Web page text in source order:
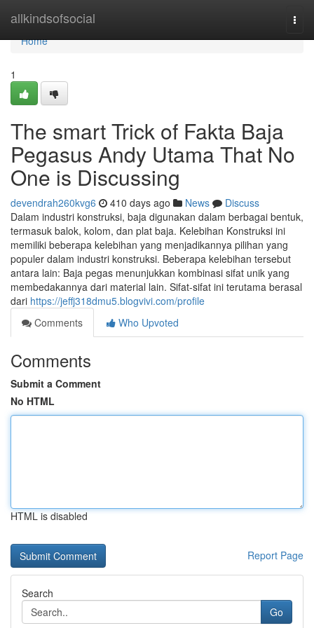
allkindsofsocial
Home
Home
1
The smart Trick of Fakta Baja
Pegasus Andy Utama That No
One is Discussing
devendrah260kvg6 410 days ago News
Discuss
Dalam industri konstruksi, baja digunakan dalam berbagai bentuk,
termasuk balok, kolom, dan plat baja. Kelebihan Konstruksi ini
memiliki beberapa kelebihan yang menjadikannya pilihan yang
populer dalam industri konstruksi. Beberapa kelebihan tersebut
antara lain: Baja pegas menunjukkan kombinasi sifat unik yang
membedakannya dari material lain. Sifat-sifat ini terutama berasal
dari https://jeffj318dmu5.blogvivi.com/profile
Comments
Who Upvoted
Comments
Submit a Comment
No HTML
HTML is disabled
Report Page
Search
Go